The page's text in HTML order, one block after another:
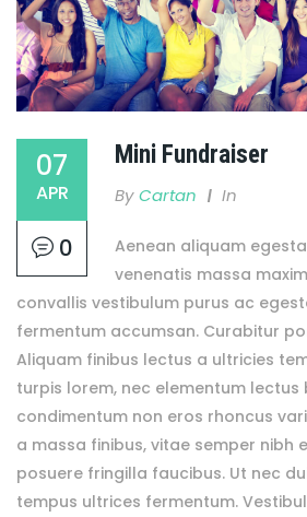
07
APR
0
Mini Fundraiser
By Cartan In
Aenean aliquam
venenatis massa
convallis vestibulum purus ac
fermentum accumsan. Curabitur
Aliquam finibus lectus a ultricies
turpis lorem, nec elementum lectus
condimentum non eros rhoncus
a massa finibus, vitae semper nibh
posuere fringilla faucibus. Ut nec
tempus ultrices fermentum.